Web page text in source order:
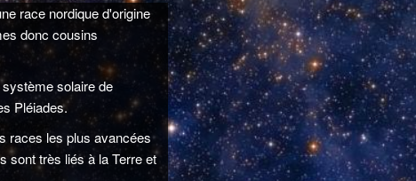
race nordique d'origine
donc cousins
solaire de
Pléiades.
races les plus avancées
sont très liés à la Terre et